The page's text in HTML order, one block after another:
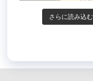
さらに読み込む